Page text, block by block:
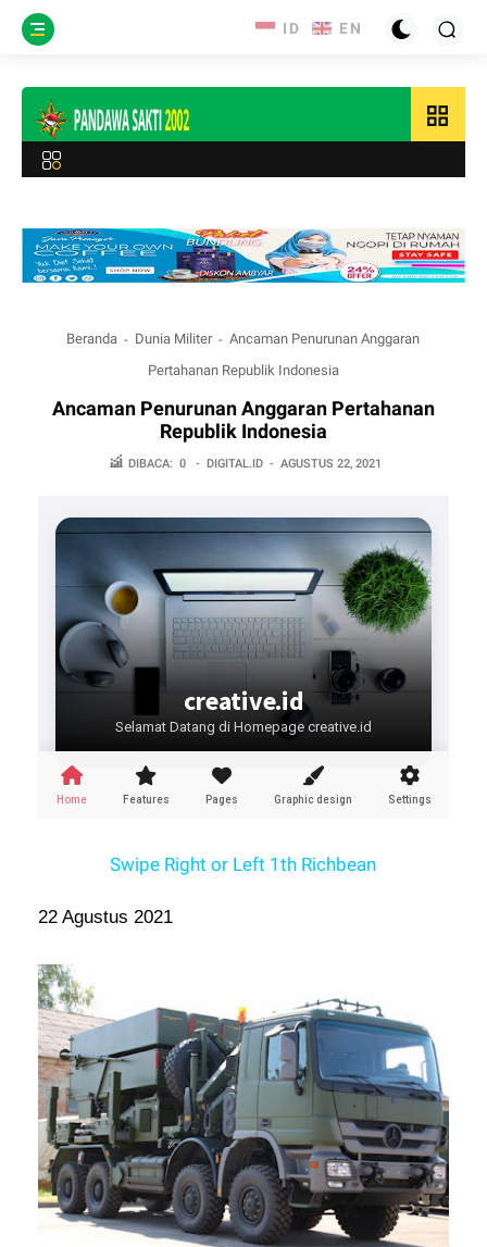
grid_view
Beranda Dunia Militer
Ancaman Penurunan Anggaran
Pertahanan Republik Indonesia
Ancaman Penurunan Anggaran Pertahanan
Republik Indonesia
DIBACA: 0 - DIGITAL.ID - AGUSTUS 22, 2021
Swipe Right or Left 1th Richbean
22 Agustus 2021